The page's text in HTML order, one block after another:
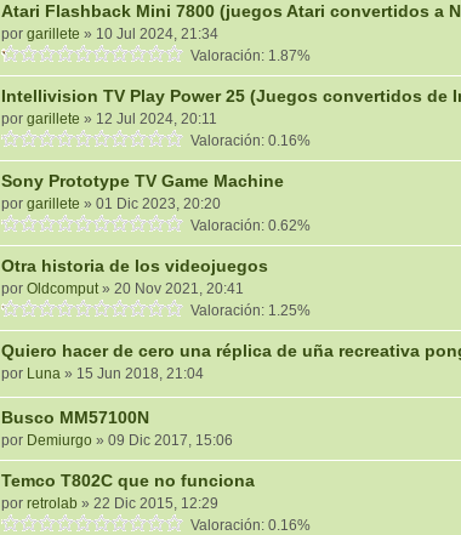
Atari Flashback Mini 7800 (juegos Atari convertidos a
por garillete » 10 Jul 2024, 21:34
Valoración: 1.87%
Intellivision TV Play Power 25 (Juegos convertidos de
por garillete » 12 Jul 2024, 20:11
Valoración: 0.16%
Sony Prototype TV Game Machine
por garillete » 01 Dic 2023, 20:20
Valoración: 0.62%
Otra historia de los videojuegos
por Oldcomput» 20 Nov 2021, 20:41
Valoración: 1.25%
Quiero hacer de cero una réplica de uña recreativa
por Luna » 15 Jun 2018, 21:04
Busco MM57100N
por Demiurgo » 09 Dic 2017, 15:06
Temco T802C que no funciona
por retrolab » 22 Dic 2015, 12:29
Valoración: 0.16%